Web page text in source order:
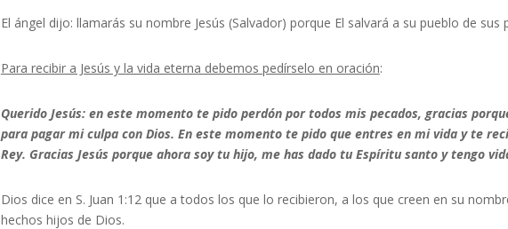
El ángel dijo: llamarás su nombre Jesús (Salvador) porque El salvará a su pueblo de sus
Para recibir a Jesús y la vida eterna debemos pedírselo en oración:
Querido Jesús: en este momento te pido perdón por todos mis pecados, gracias
para pagar mi culpa con Dios. En este momento te pido que entres en mi vida y te
Rey. Gracias Jesús porque ahora soy tu hijo, me has dado tu Espíritu santo y tengo
Dios dice en S. Juan 1:12 que a todos los que lo recibieron, a los que creen en su
hechos hijos de Dios.